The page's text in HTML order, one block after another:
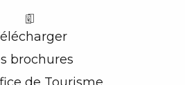
brochures
de Tourisme